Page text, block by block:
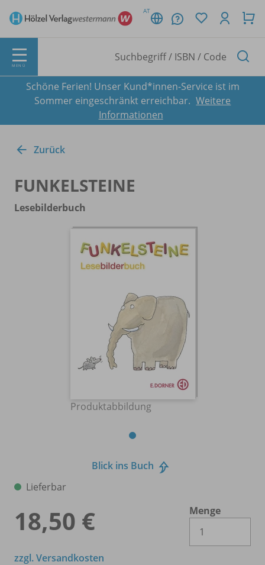
AT
MENÜ
Schöne Ferien! Unser Kund*innen-Service ist im
Sommer eingeschränkt erreichbar. Weitere
Informationen
Zurück
FUNKELSTEINE
Lesebilderbuch
Produktabbildung
Blick ins Buch
Lieferbar
18,50 €
Menge
zzgl. Versandkosten